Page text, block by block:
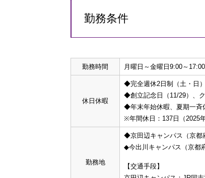
勤務条件
勤務時間 月曜日～金曜日9:00～17:00
休日休暇
◆完全週休2日制（土・日
◆創立記念日（11/29）、
◆年末年始休暇、夏期一斉
※年間休日：137日（2025
勤務地
◆京田辺キャンパス（京都
◆今出川キャンパス（京都
【交通手段】